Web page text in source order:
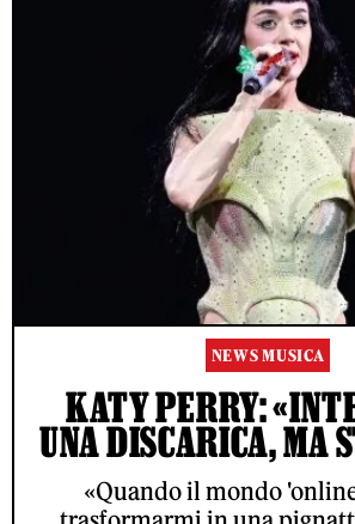
NEWS MUSICA
KATY PERRY:
UNA DISCARICA, MA
«Quando il mondo